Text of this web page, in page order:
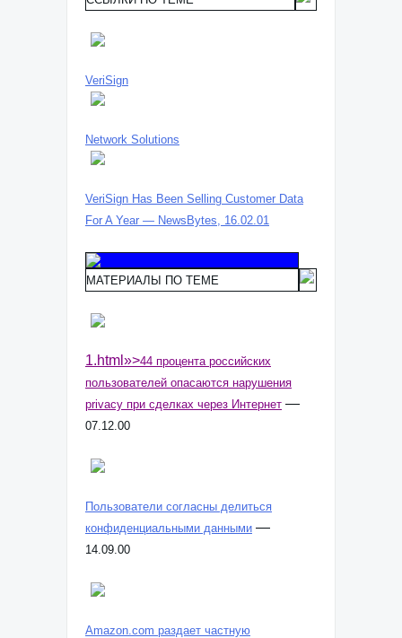
VeriSign
Network Solutions
VeriSign Has Been Selling Customer Data
For A Year — NewsBytes, 16.02.01
МАТЕРИАЛЫ ПО ТЕМЕ
1.html»>44 процента российских
пользователей опасаются нарушения
privacy при сделках через Интернет —
07.12.00
Пользователи согласны делиться
конфиденциальными данными —
14.09.00
Amazon.com раздает частную